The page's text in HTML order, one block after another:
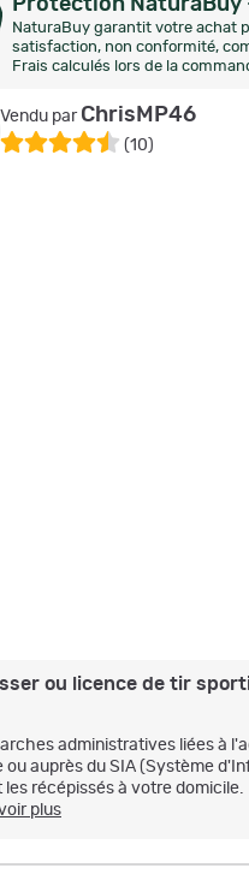
Protection NaturaBuy
NaturaBuy garantit votre achat
satisfaction, non conformité,
Frais calculés lors de la
Vendu par ChrisMP46
(10)
ou licence de tir
administratives liées à
auprès du SIA (Système
récépissés à votre domicile.
plus